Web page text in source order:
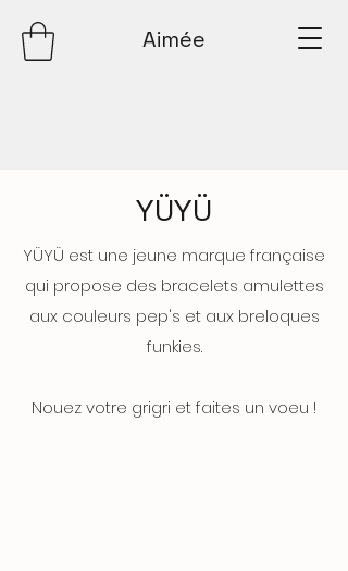
Aimée
YÜYÜ
YÜYÜ est une jeune marque française
qui propose des bracelets amulettes
aux couleurs pep's et aux breloques
funkies.
Nouez votre grigri et faites un voeu !